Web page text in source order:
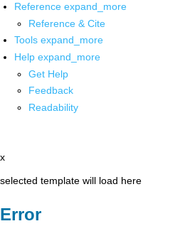
Reference expand_more
Reference & Cite
Tools expand_more
Help expand_more
Get Help
Feedback
Readability
x
selected template will load here
Error